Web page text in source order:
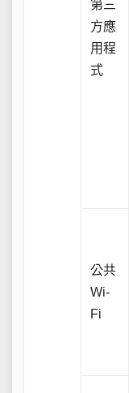
第三
方應
用程
式
公共
Wi-
Fi